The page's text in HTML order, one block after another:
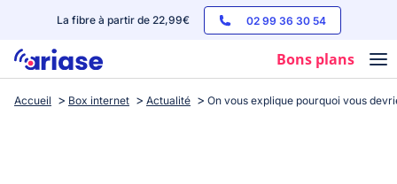
La fibre à partir de 22,99€ 02 99 36 30 54
Bons plans
Box internet
Accueil Box internet Actualité On vous explique pourquoi vous